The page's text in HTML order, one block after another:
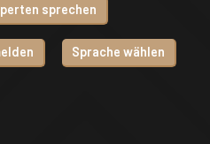
sprechen
Sprache wählen